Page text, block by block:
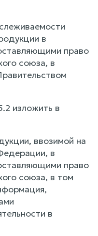
в
право
союза, в
изложить в
ввозимой на
в
право
союза, в том
в